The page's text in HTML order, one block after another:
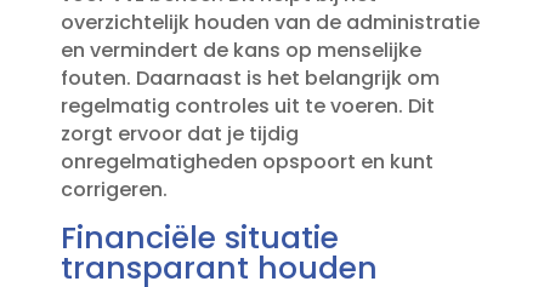
overzichtelijk houden van de administratie
en vermindert de kans op menselijke
fouten.​ Daarnaast is het belangrijk om
regelmatig controles uit te voeren.​ Dit
zorgt ervoor dat je tijdig
onregelmatigheden opspoort en kunt
corrigeren.​
Financiële situatie
transparant houden